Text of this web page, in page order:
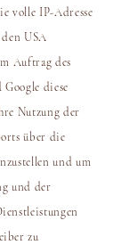
volle IP-Adresse
USA
Auftrag des
diese
Nutzung der
über die
und um
und der
zu